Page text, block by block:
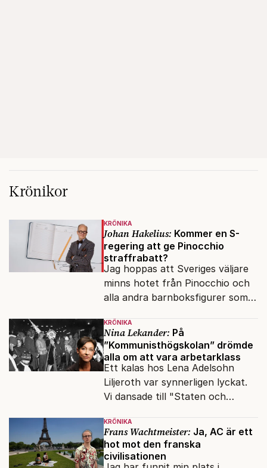
Krönikor
KRÖNIKA
Johan Hakelius: Kommer en S-
regering att ge Pinocchio
straffrabatt?
Jag hoppas att Sveriges väljare
minns hotet från Pinocchio och
alla andra barnboksfigurer som
upphovsrätt.
KRÖNIKA
Nina Lekander: På
”Kommunisthögskolan” drömde
alla om att vara arbetarklass
Ett kalas hos Lena Adelsohn
Liljeroth var synnerligen lyckat.
Vi dansade till "Staten och
KRÖNIKA
Frans Wachtmeister: Ja, AC är ett
hot mot den franska
civilisationen